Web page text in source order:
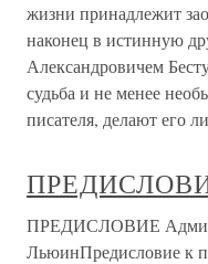
жизни принадлежит
наконец в истинную
Александровичем
судьба и не менее
писателя, делают его
ПРЕДИСЛОВИЕ
ЛьюинПредисловие к